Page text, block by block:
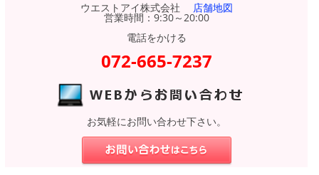
ウエストアイ株式会社 店舗地図
営業時間：9:30～20:00
電話をかける
072-665-7237
お気軽にお問い合わせ下さい。